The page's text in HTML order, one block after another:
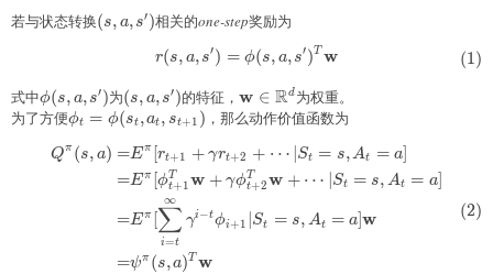
若与状态转换(s,a,
(s, a, s′)相关的one-step奖励为
\begin{aligned}
r(s, a, s′) = ϕ(s, a, s′)T w (1)
式中\phi(s,a,
{s}')
ϕ(s, a, s′)为(s,a,
{s}')
(s, a, s′)的特征，\mathbf{w}\in\mathbb{R}^d
w ∈ Rd 为权重。
为了方便\phi_t=\phi(s_t,a_t,s_{t+1})
ϕt = ϕ(st ,at , st+1 ) ，那么动作价值函数为
\begin{aligned}
Qπ (s, a) =
=
=
=
Eπ [rt+1 + γrt+2 + ⋯ St = s, At = a]
Eπ [ϕt+1
T w + γϕt+2
T w + ⋯ St = s, At = a]
Eπ
i=t
∑
∞
γi−tϕi+1 St = s, At = a ]w
ψπ (s,a)T w
(2)